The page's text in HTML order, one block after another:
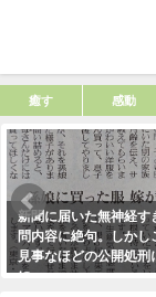
癒す 感動
新聞に届いた無神経す
問内容に絶句。しかし
見事なほどの公開処刑
に・・・